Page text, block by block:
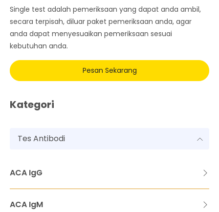
Single test adalah pemeriksaan yang dapat anda ambil,
secara terpisah, diluar paket pemeriksaan anda, agar
anda dapat menyesuaikan pemeriksaan sesuai
kebutuhan anda.
Pesan Sekarang
Kategori
Tes Antibodi
ACA IgG
ACA IgM